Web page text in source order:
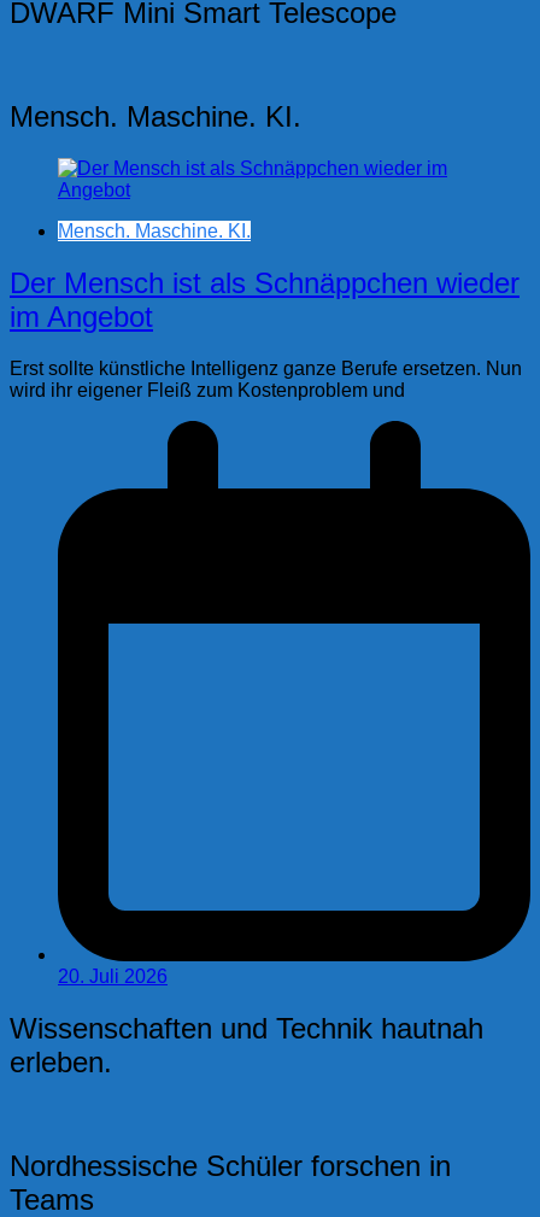
Beiträge
DWARF Mini Smart Telescope
Mensch. Maschine. KI.
Mensch. Maschine. KI.
Der Mensch ist als Schnäppchen wieder
im Angebot
Erst sollte künstliche Intelligenz ganze Berufe ersetzen. Nun
wird ihr eigener Fleiß zum Kostenproblem und
20. Juli 2026
Wissenschaften und Technik hautnah
erleben.
Nordhessische Schüler forschen in
Teams